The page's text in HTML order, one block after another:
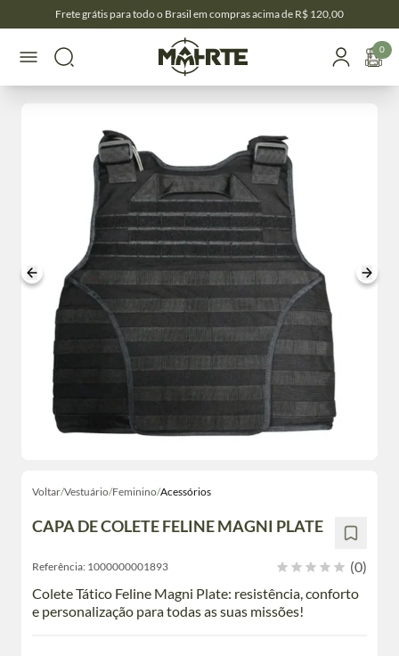
Frete grátis para todo o Brasil em compras acima de R$ 120,00
0
Voltar/Vestuário/Feminino/Acessórios
CAPA DE COLETE FELINE MAGNI PLATE
Referência: 1000000001893
(0)
Colete Tático Feline Magni Plate: resistência, conforto
e personalização para todas as suas missões!